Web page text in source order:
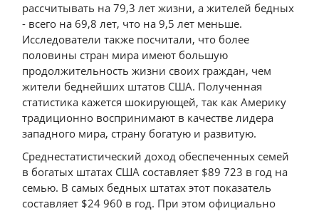
рассчитывать на 79,3 лет жизни, а жителей бедных
- всего на 69,8 лет, что на 9,5 лет меньше.
Исследователи также посчитали, что более
половины стран мира имеют большую
продолжительность жизни своих граждан, чем
жители беднейших штатов США. Полученная
статистика кажется шокирующей, так как Америку
традиционно воспринимают в качестве лидера
западного мира, страну богатую и развитую.
Среднестатистический доход обеспеченных семей
в богатых штатах США составляет $89 723 в год на
семью. В самых бедных штатах этот показатель
составляет $24 960 в год. При этом официально